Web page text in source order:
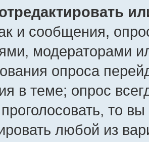
и сообщения,
модераторами
опроса
в теме; опрос
то
любой из